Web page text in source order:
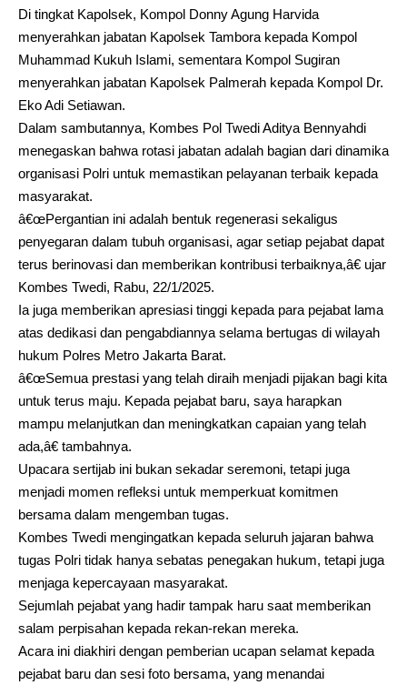
Di tingkat Kapolsek, Kompol Donny Agung Harvida
menyerahkan jabatan Kapolsek Tambora kepada Kompol
Muhammad Kukuh Islami, sementara Kompol Sugiran
menyerahkan jabatan Kapolsek Palmerah kepada Kompol Dr.
Eko Adi Setiawan.
Dalam sambutannya, Kombes Pol Twedi Aditya Bennyahdi
menegaskan bahwa rotasi jabatan adalah bagian dari dinamika
organisasi Polri untuk memastikan pelayanan terbaik kepada
masyarakat.
â€œPergantian ini adalah bentuk regenerasi sekaligus
penyegaran dalam tubuh organisasi, agar setiap pejabat dapat
terus berinovasi dan memberikan kontribusi terbaiknya,â€ ujar
Kombes Twedi, Rabu, 22/1/2025.
Ia juga memberikan apresiasi tinggi kepada para pejabat lama
atas dedikasi dan pengabdiannya selama bertugas di wilayah
hukum Polres Metro Jakarta Barat.
â€œSemua prestasi yang telah diraih menjadi pijakan bagi kita
untuk terus maju. Kepada pejabat baru, saya harapkan
mampu melanjutkan dan meningkatkan capaian yang telah
ada,â€ tambahnya.
Upacara sertijab ini bukan sekadar seremoni, tetapi juga
menjadi momen refleksi untuk memperkuat komitmen
bersama dalam mengemban tugas.
Kombes Twedi mengingatkan kepada seluruh jajaran bahwa
tugas Polri tidak hanya sebatas penegakan hukum, tetapi juga
menjaga kepercayaan masyarakat.
Sejumlah pejabat yang hadir tampak haru saat memberikan
salam perpisahan kepada rekan-rekan mereka.
Acara ini diakhiri dengan pemberian ucapan selamat kepada
pejabat baru dan sesi foto bersama, yang menandai